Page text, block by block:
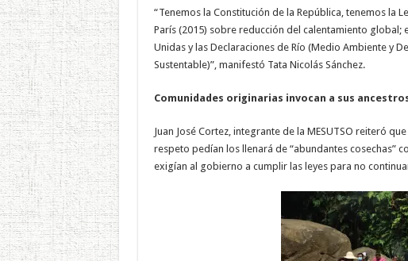
“Tenemos la Constitución de la República, tenemos la
París (2015) sobre reducción del calentamiento
Unidas y las Declaraciones de Río (Medio Ambiente y
Sustentable)”, manifestó Tata Nicolás Sánchez.
Comunidades originarias invocan a sus
Juan José Cortez, integrante de la MESUTSO reiteró
respeto pedían los llenará de “abundantes cosechas”
exigían al gobierno a cumplir las leyes para no